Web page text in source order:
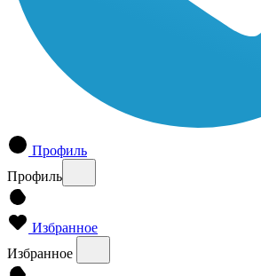
Профиль
Профиль
Избранное
Избранное